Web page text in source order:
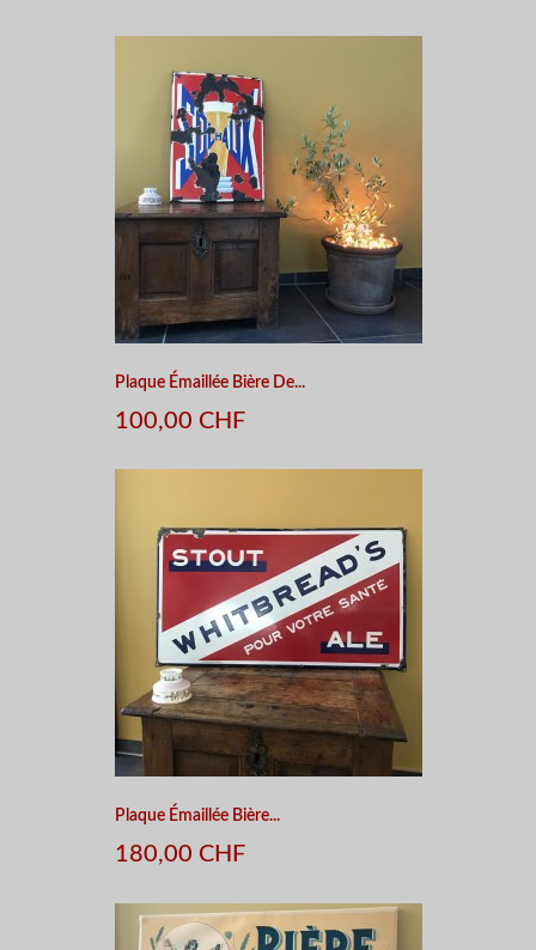
Plaque Émaillée Bière De...
100,00 CHF
Plaque Émaillée Bière...
180,00 CHF